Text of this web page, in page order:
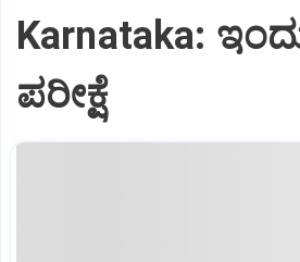
Karnataka:
ಪರೀಕ್ಷೆ